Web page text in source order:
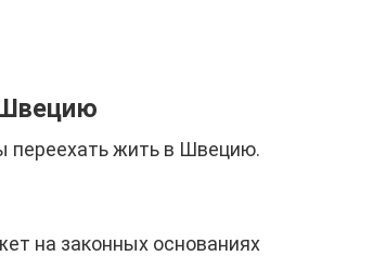
переехать жить в Швецию.
на законных основаниях